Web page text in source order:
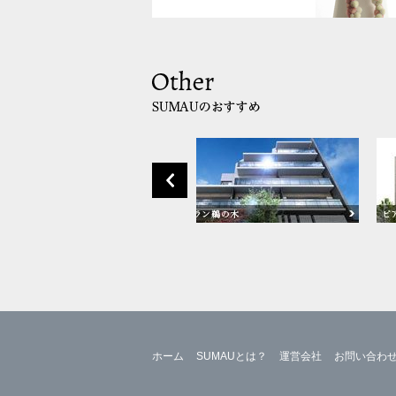
ホーム SUMAUとは？ 運営会社 お問い合わ